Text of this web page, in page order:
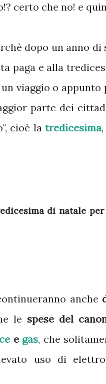
certo che no! e
dopo un anno
paga e alla
viaggio o appunto
parte dei
cioè latredicesima
di natale
anche
le spese del
e gas, che
uso di